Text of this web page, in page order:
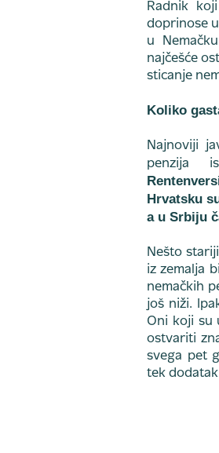
Radnik
doprinose
u
najčešće
sticanje
Koliko
Najnoviji
penzija
Hrvatsku
a u Srbiju
Nešto
iz zemalja
nemačkih
još niži.
Oni koji su
ostvariti
svega pet
tek